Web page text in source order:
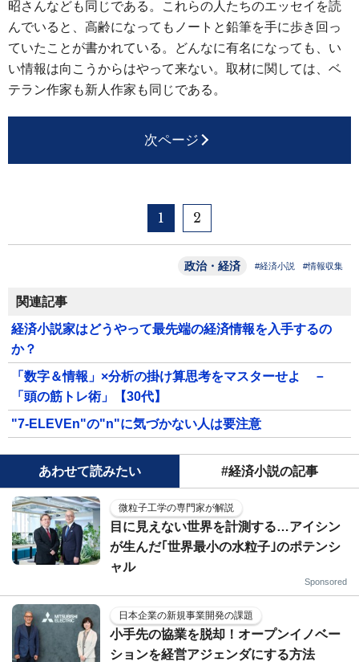
昭さんなども同じである。これらの人たちのエッセイを読
んでいると、高齢になってもノートと鉛筆を手に歩き回っ
ていたことが書かれている。どんなに有名になっても、い
い情報は向こうからはやって来ない。取材に関しては、ベ
テラン作家も新人作家も同じである。
次ページ
1 2
政治・経済 #経済小説 #情報収集
関連記事
経済小説家はどうやって最先端の経済情報を入手するの
か？
「数字＆情報」×分析の掛け算思考をマスターせよ －
「頭の筋トレ術」【30代】
"7-ELEVEn"の"n"に気づかない人は要注意
あわせて読みたい #経済小説の記事
微粒子工学の専門家が解説
目に見えない世界を計測する…アイシン
が生んだ｢世界最小の水粒子｣のポテンシ
ャル
Sponsored
日本企業の新規事業開発の課題
小手先の協業を脱却！オープンイノベー
ションを経営アジェンダにする方法